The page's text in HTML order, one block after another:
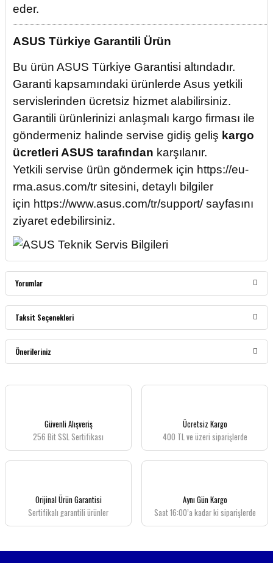
eder.
ASUS Türkiye Garantili Ürün
Bu ürün ASUS Türkiye Garantisi altındadır.
Garanti kapsamındaki ürünlerde Asus yetkili
servislerinden ücretsiz hizmet alabilirsiniz.
Garantili ürünlerinizi anlaşmalı kargo firması ile
göndermeniz halinde servise gidiş geliş kargo
ücretleri ASUS tarafından karşılanır.
Yetkili servise ürün göndermek için https://eu-
rma.asus.com/tr sitesini, detaylı bilgiler
için https://www.asus.com/tr/support/sayfasını
ziyaret edebilirsiniz.
Yorumlar
Bu ürüne ilk yorumu siz yapın!
Taksit Seçenekleri
Önerileriniz
Bu ürünün fiyat bilgisi, resim, ürün açıklamalarında ve diğer konularda yetersiz
Ürün resmi kalitesiz, bozuk veya görüntülenemiyor.
Ürün açıklamasında eksik bilgiler bulunuyor.
Ürün fiyatı diğer sitelerden daha pahalı.
Bu ürüne benzer farklı alternatifler olmalı.
Güvenli Alışveriş
256 Bit SSL Sertifikası
Ücretsiz Kargo
400 TL ve üzeri siparişlerde
Orijinal Ürün Garantisi
Sertifikalı garantili ürünler
Aynı Gün Kargo
Saat 16:00’a kadar ki siparişlerde